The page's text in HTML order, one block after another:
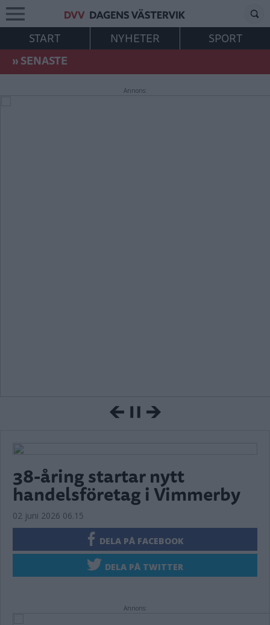
START NYHETER
SPORT
»SENASTE
Annons:
38-åring startar nytt
handelsföretag i Vimmerby
02 juni 2026 06.15
DELA PÅ FACEBOOK
DELA PÅ TWITTER
Annons: